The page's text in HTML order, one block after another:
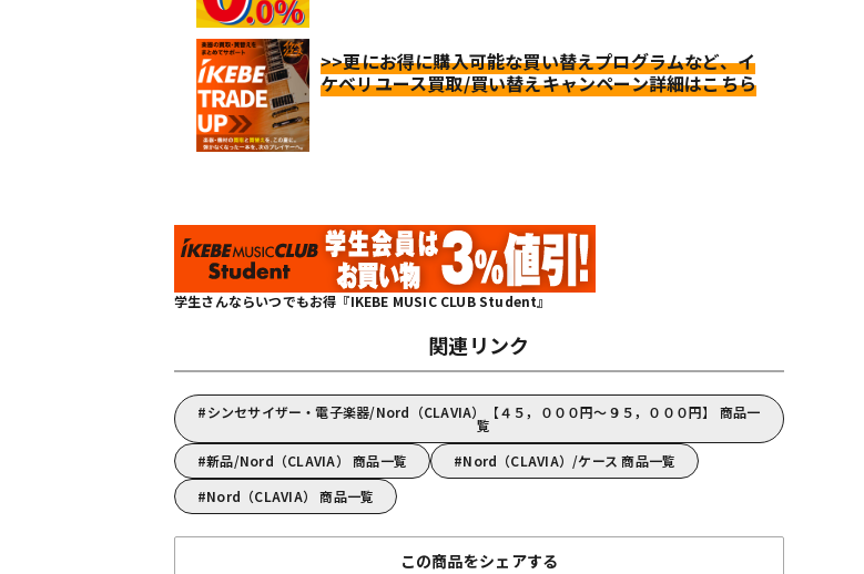
>>更にお得に購入可能な買い替えプログラムなど、イ
ケベリユース買取/買い替えキャンペーン詳細はこちら
学生さんならいつでもお得『IKEBE MUSIC CLUB Student』
関連リンク
シンセサイザー・電子楽器/Nord（CLAVIA）【４５，０００円～９５，０００円】 商品一
覧
新品/Nord（CLAVIA） 商品一覧
Nord（CLAVIA）/ケース 商品一覧
Nord（CLAVIA） 商品一覧
この商品をシェアする